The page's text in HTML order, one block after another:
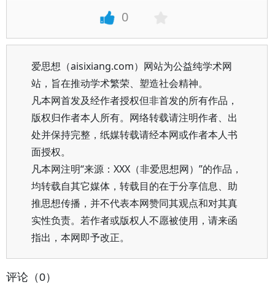
0
爱思想（aisixiang.com）网站为公益纯学术网
站，旨在推动学术繁荣、塑造社会精神。
凡本网首发及经作者授权但非首发的所有作品，
版权归作者本人所有。网络转载请注明作者、出
处并保持完整，纸媒转载请经本网或作者本人书
面授权。
凡本网注明“来源：XXX（非爱思想网）”的作品，
均转载自其它媒体，转载目的在于分享信息、助
推思想传播，并不代表本网赞同其观点和对其真
实性负责。若作者或版权人不愿被使用，请来函
指出，本网即予改正。
评论（0）